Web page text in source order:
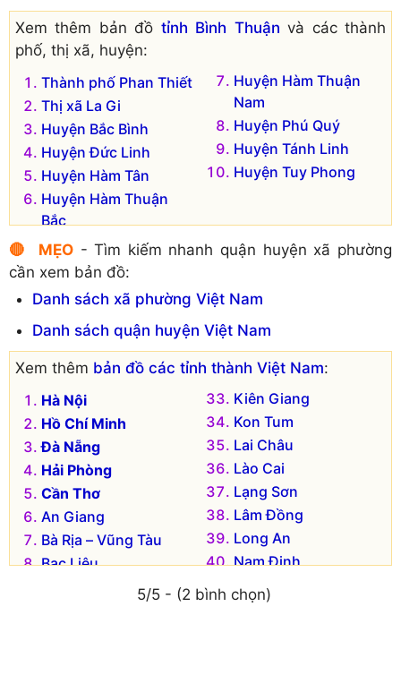
Xem thêm bản đồ tỉnh Bình Thuận và các thành
phố, thị xã, huyện:
Thành phố Phan Thiết
Thị xã La Gi
Huyện Bắc Bình
Huyện Đức Linh
Huyện Hàm Tân
Huyện Hàm Thuận
Bắc
Huyện Hàm Thuận
Nam
Huyện Phú Quý
Huyện Tánh Linh
Huyện Tuy Phong
🔴 MẸO- Tìm kiếm nhanh quận huyện xã phường
cần xem bản đồ:
Danh sách xã phường Việt Nam
Danh sách quận huyện Việt Nam
Xem thêm bản đồ các tỉnh thành Việt Nam:
Hà Nội
Hồ Chí Minh
Đà Nẵng
Hải Phòng
Cần Thơ
An Giang
Bà Rịa – Vũng Tàu
Bạc Liêu
Kiên Giang
Kon Tum
Lai Châu
Lào Cai
Lạng Sơn
Lâm Đồng
Long An
Nam Định
Nghệ An
Ninh Bình
5/5 - (2 bình chọn)